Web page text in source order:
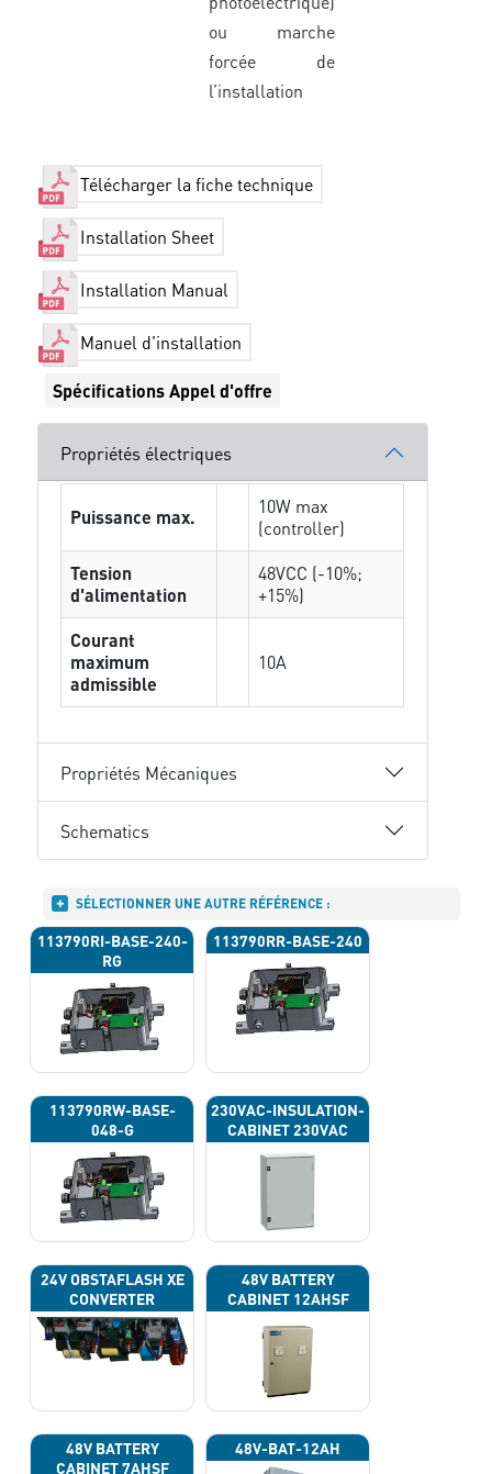
ou marche
forcée de
l’installation
Télécharger la fiche technique
Installation Sheet
Installation Manual
Manuel d'installation
Spécifications Appel d'offre
Propriétés électriques
Puissance max.
10W max
(controller)
Tension
d'alimentation
48VCC (-10%;
+15%)
Courant
maximum
admissible
10A
Propriétés Mécaniques
Schematics
SÉLECTIONNER UNE AUTRE RÉFÉRENCE :
113790RI-BASE-240-
RG
113790RR-BASE-240
113790RW-BASE-
048-G
230VAC-INSULATION-
CABINET 230VAC
24V OBSTAFLASH XE
CONVERTER
48V BATTERY
CABINET 12AHSF
(INPUT POWER
220VAC)
48V BATTERY
CABINET 7AHSF
48V-BAT-12AH